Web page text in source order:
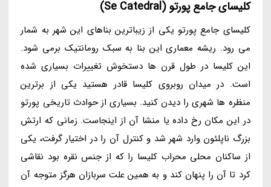
کلیسای جامع پورتو (Se Catedral)
کلیسای جامع پورتو یکی از زیباترین بناهای این شهر به شمار
می رود. ریشه معماری این بنا به سبک رومانتیک برمی شود.
این کلیسا در طول قرن ها دستخوش تغییرات بسیاری شده
است. در میدان روبروی کلیسا قادر هستید یکی از برترین
منظره ها شهری را دیدن کنید. بسیاری از حوادث تاریخی پورتو
در این مکان رخ داده یا منشا آن از اینجاست. زمانی که ارتش
بزرگ ناپلئون وارد شهر شد و کنترل آن را در اختیار گرفت، یکی
از ساکنان محلی محراب کلیسا را که از جنس نقره بود نقاشی
کرد تا آن را پنهان کند و به همین علت سربازان هرگز متوجه آن